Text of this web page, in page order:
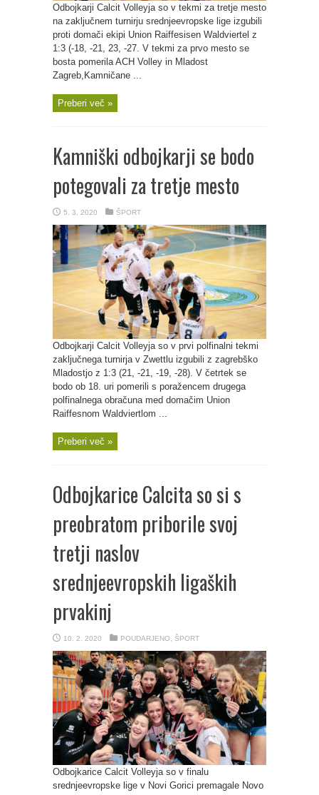
Odbojkarji Calcit Volleyja so v tekmi za tretje mesto
na zaključnem turnirju srednjeevropske lige izgubili
proti domači ekipi Union Raiffesisen Waldviertel z
1:3 (-18, -21, 23, -27. V tekmi za prvo mesto se
bosta pomerila ACH Volley in Mladost
Zagreb,Kamničane ...
Preberi več »
Kamniški odbojkarji se bodo
potegovali za tretje mesto
5. 3. 2020 ŠPORT
Odbojkarji Calcit Volleyja so v prvi polfinalni tekmi
zaključnega turnirja v Zwettlu izgubili z zagrebško
Mladostjo z 1:3 (21, -21, -19, -28). V četrtek se
bodo ob 18. uri pomerili s poražencem drugega
polfinalnega obračuna med domačim Union
Raiffesnom Waldviertlom ...
Preberi več »
Odbojkarice Calcita so si s
preobratom priborile svoj
tretji naslov
srednjeevropskih ligaških
prvakinj
10. 2. 2020 POUDARJENO ŠPORT
Odbojkarice Calcit Volleyja so v finalu
srednjeevropske lige v Novi Gorici premagale Novo